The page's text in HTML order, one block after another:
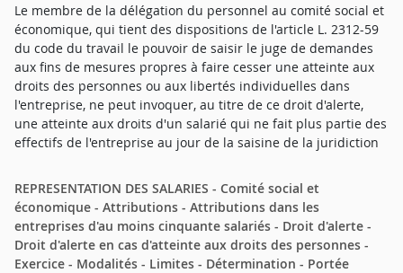
Le membre de la délégation du personnel au comité social et
économique, qui tient des dispositions de l'article L. 2312-59
du code du travail le pouvoir de saisir le juge de demandes
aux fins de mesures propres à faire cesser une atteinte aux
droits des personnes ou aux libertés individuelles dans
l'entreprise, ne peut invoquer, au titre de ce droit d'alerte,
une atteinte aux droits d'un salarié qui ne fait plus partie des
effectifs de l'entreprise au jour de la saisine de la juridiction
REPRESENTATION DES SALARIES - Comité social et
économique - Attributions - Attributions dans les
entreprises d'au moins cinquante salariés - Droit d'alerte -
Droit d'alerte en cas d'atteinte aux droits des personnes -
Exercice - Modalités - Limites - Détermination - Portée